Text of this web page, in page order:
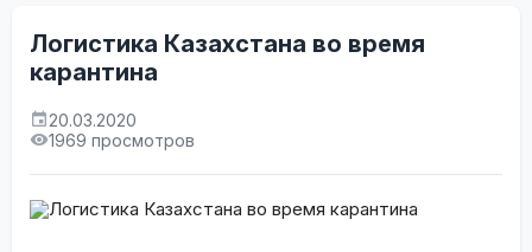
Логистика Казахстана во время
карантина
20.03.2020
1969 просмотров